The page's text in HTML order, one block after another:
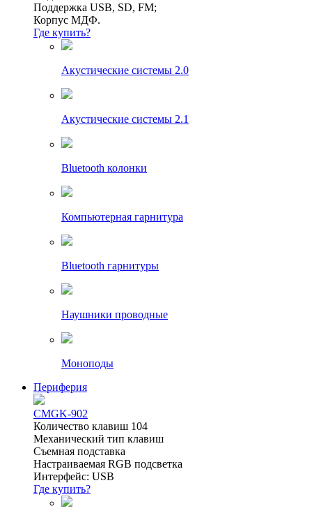
Поддержка USB, SD, FM;
Корпус МДФ.
Где купить?
Акустические системы 2.0
Акустические системы 2.1
Bluetooth колонки
Компьютерная гарнитура
Bluetooth гарнитуры
Наушники проводные
Моноподы
Периферия
CMGK-902
Количество клавиш 104
Механический тип клавиш
Съемная подставка
Настраиваемая RGB подсветка
Интерфейс: USB
Где купить?